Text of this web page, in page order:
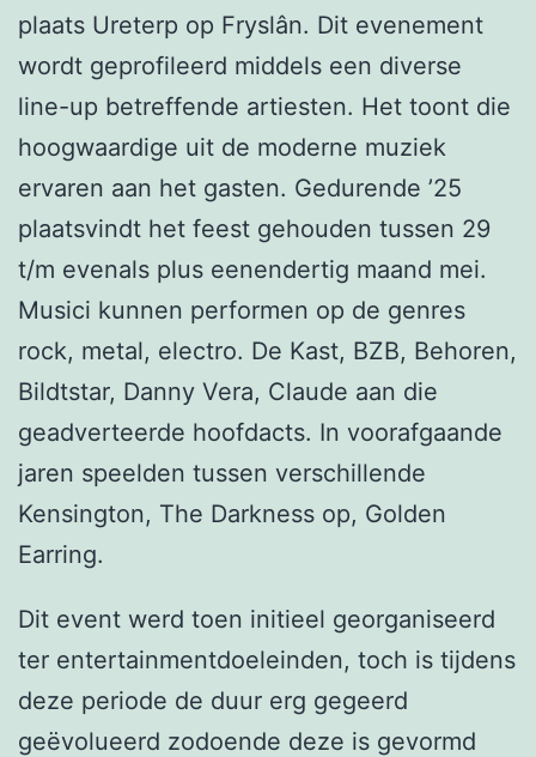
plaats Ureterp op Fryslân. Dit evenement
wordt geprofileerd middels een diverse
line-up betreffende artiesten. Het toont die
hoogwaardige uit de moderne muziek
ervaren aan het gasten. Gedurende ’25
plaatsvindt het feest gehouden tussen 29
t/m evenals plus eenendertig maand mei.
Musici kunnen performen op de genres
rock, metal, electro. De Kast, BZB, Behoren,
Bildtstar, Danny Vera, Claude aan die
geadverteerde hoofdacts. In voorafgaande
jaren speelden tussen verschillende
Kensington, The Darkness op, Golden
Earring.
Dit event werd toen initieel georganiseerd
ter entertainmentdoeleinden, toch is tijdens
deze periode de duur erg gegeerd
geëvolueerd zodoende deze is gevormd